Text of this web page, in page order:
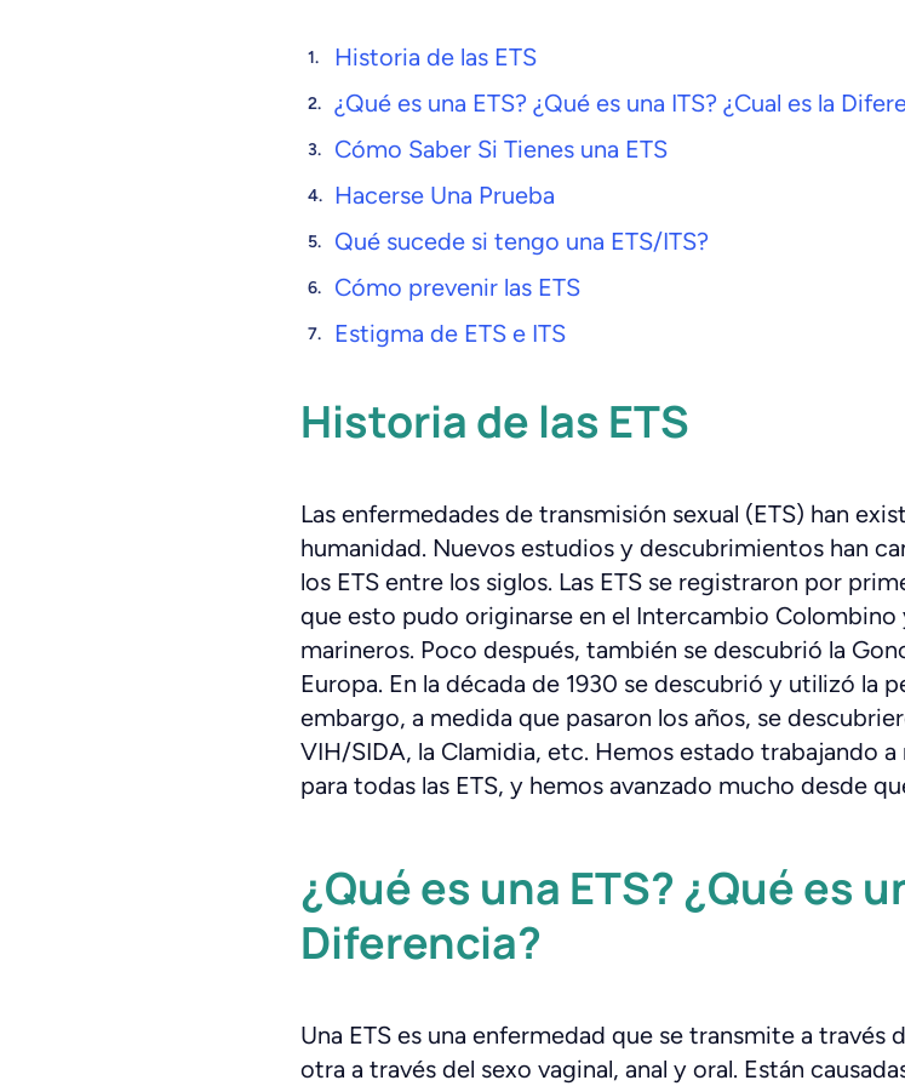
Historia de las ETS
¿Qué es una ETS? ¿Qué es una ITS? ¿Cual es la
Cómo Saber Si Tienes una ETS
Hacerse Una Prueba
Qué sucede si tengo una ETS/ITS?
Cómo prevenir las ETS
Estigma de ETS e ITS
Historia de las ETS
Las enfermedades de transmisión sexual (ETS) han
humanidad. Nuevos estudios y descubrimientos han
los ETS entre los siglos. Las ETS se registraron por
que esto pudo originarse en el Intercambio Colombino
marineros. Poco después, también se descubrió la
Europa. En la década de 1930 se descubrió y utilizó la
embargo, a medida que pasaron los años, se
VIH/SIDA, la Clamidia, etc. Hemos estado trabajando
para todas las ETS, y hemos avanzado mucho desde
¿Qué es una ETS? ¿Qué es
Diferencia?
Una ETS es una enfermedad que se transmite a través
otra a través del sexo vaginal, anal y oral. Están